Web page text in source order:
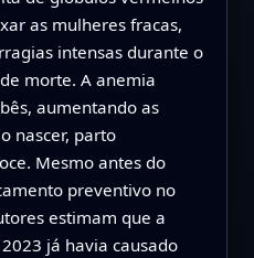
as mulheres fracas,
intensas durante o
morte. A anemia
aumentando as
nascer, parto
Mesmo antes do
preventivo no
estimam que a
já havia causado